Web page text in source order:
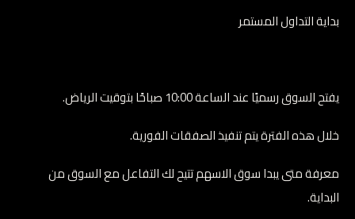
بداية التداول المستمر
يفتح السوق رسميًا عند الساعة 10:00 صباحًا بتوقيت الرياض.
خلال هذه الفترة يتم تنفيذ الصفقات الفورية.
معرفة متى يبدا سوق الاسهم تتيح لك التفاعل مع السوق من
البداية.